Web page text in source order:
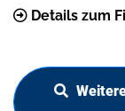
Details zum